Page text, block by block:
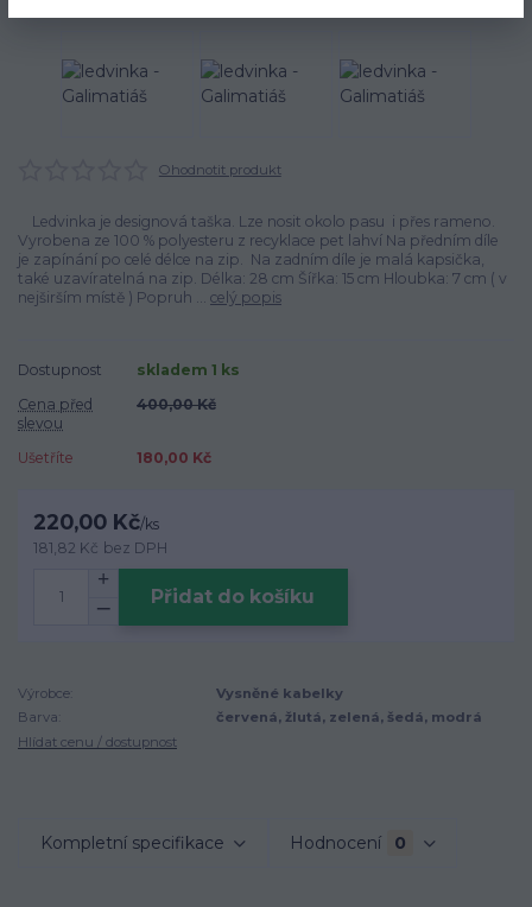
Ohodnotit produkt
Ledvinka je designová taška. Lze nosit okolo pasu i přes rameno.
Vyrobena ze 100 % polyesteru z recyklace pet lahví Na předním díle
je zapínání po celé délce na zip. Na zadním díle je malá kapsička,
také uzavíratelná na zip. Délka: 28 cm Šířka: 15 cm Hloubka: 7 cm ( v
nejširším místě ) Popruh ... celý popis
Dostupnost
skladem 1 ks
Cena před
slevou
400,00 Kč
Ušetříte 180,00 Kč
220,00 Kč/ks
181,82 Kč bez DPH
Přidat do košíku
Výrobce:
Vysněné kabelky
Barva:
červená, žlutá, zelená, šedá, modrá
Hlídat cenu / dostupnost
Kompletní specifikace Hodnocení 0